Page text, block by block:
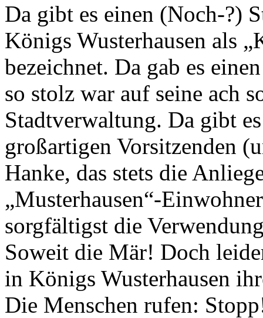
Da gibt es einen (Noch-?)
Königs Wusterhausen als
bezeichnet. Da gab es
so stolz war auf seine ach
Stadtverwaltung. Da gibt
großartigen Vorsitzenden
Hanke, das stets die
„Musterhausen“-
sorgfältigst die
Soweit die Mär! Doch
in Königs Wusterhausen
Die Menschen rufen: